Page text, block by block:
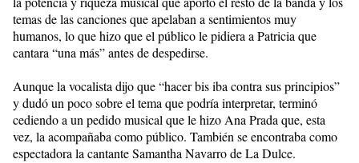
temas de las canciones que apelaban a sentimientos muy
humanos, lo que hizo que el público le pidiera a Patricia que
cantara “una más” antes de despedirse.
Aunque la vocalista dijo que “hacer bis iba contra sus principios”
y dudó un poco sobre el tema que podría interpretar, terminó
cediendo a un pedido musical que le hizo Ana Prada que, esta
vez, la acompañaba como público. También se encontraba como
espectadora la cantante Samantha Navarro de La Dulce.